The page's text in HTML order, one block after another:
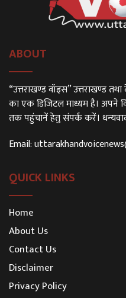
ABOUT
“उत्तराखण्ड वॉइस” उत्तराखण्ड
का एक डिजिटल माध्यम है। अपने
तक पहुंचानें हेतु संपर्क करें।
Email:
QUICK LINKS
Home
About Us
Contact Us
Disclaimer
Privacy Policy